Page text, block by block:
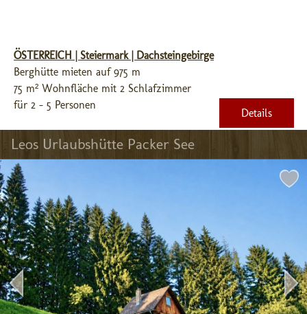
ÖSTERREICH | Steiermark | Dachsteingebirge
Berghütte mieten auf 975 m
75 m² Wohnfläche mit 2 Schlafzimmer
für 2 - 5 Personen
Details
Leos Urlaubshütte Packer See